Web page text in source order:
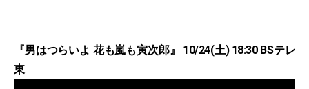
『男はつらいよ 花も嵐も寅次郎』 10/24(土) 18:30 BSテレ
東